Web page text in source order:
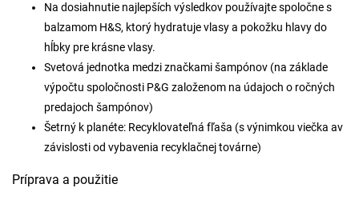
Na dosiahnutie najlepších výsledkov používajte spoločne s
balzamom H&S, ktorý hydratuje vlasy a pokožku hlavy do
hĺbky pre krásne vlasy.
Svetová jednotka medzi značkami šampónov (na základe
výpočtu spoločnosti P&G založenom na údajoch o ročných
predajoch šampónov)
Šetrný k planéte: Recyklovateľná fľaša (s výnimkou viečka av
závislosti od vybavenia recyklačnej továrne)
Príprava a použitie